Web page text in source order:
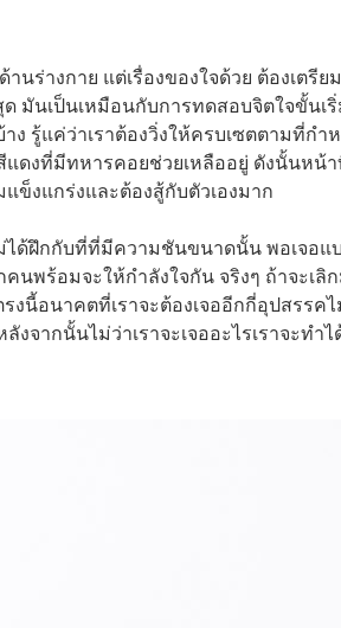
ร่างกาย แต่เรื่องของใจด้วย ต้องเตรีย
มันเป็นเหมือนกับการทดสอบจิตใจขั้นเ
ง รู้แค่ว่าเราต้องวิ่งให้ครบเซตตามที่กำ
แดงที่มีทหารคอยช่วยเหลืออยู่ ดังนั้นหน้า
ข็งแกร่งและต้องสู้กับตัวเองมาก
ม่ได้ฝึกกับที่ที่มีความชันขนาดนั้น พอเจอแ
นพร้อมจะให้กำลังใจกัน จริงๆ ถ้าจะเลิ
งนี้อนาคตที่เราจะต้องเจออีกกี่อุปสรรค
จากนั้นไม่ว่าเราจะเจออะไรเราจะทำไ